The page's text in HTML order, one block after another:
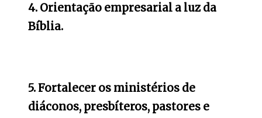
4. Orientação empresarial a luz da
Bíblia.
5. Fortalecer os ministérios de
diáconos, presbíteros, pastores e